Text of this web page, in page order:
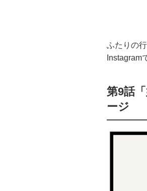
ふたりの
Instagram
第9話
ージ